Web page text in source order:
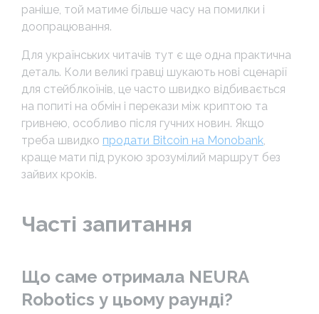
раніше, той матиме більше часу на помилки і
доопрацювання.
Для українських читачів тут є ще одна практична
деталь. Коли великі гравці шукають нові сценарії
для стейблкоїнів, це часто швидко відбивається
на попиті на обмін і перекази між криптою та
гривнею, особливо після гучних новин. Якщо
треба швидко продати Bitcoin на Monobank
краще мати під рукою зрозумілий маршрут без
зайвих кроків.
Часті запитання
Що саме отримала NEURA
Robotics у цьому раунді?